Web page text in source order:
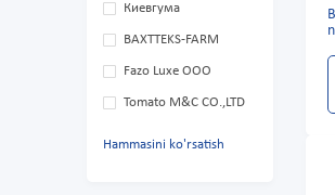
Киевгума
BAXTTEKS-FARM
Fazo Luxe OOO
Tomato M&C CO.,LTD
Hammasini ko'rsatish